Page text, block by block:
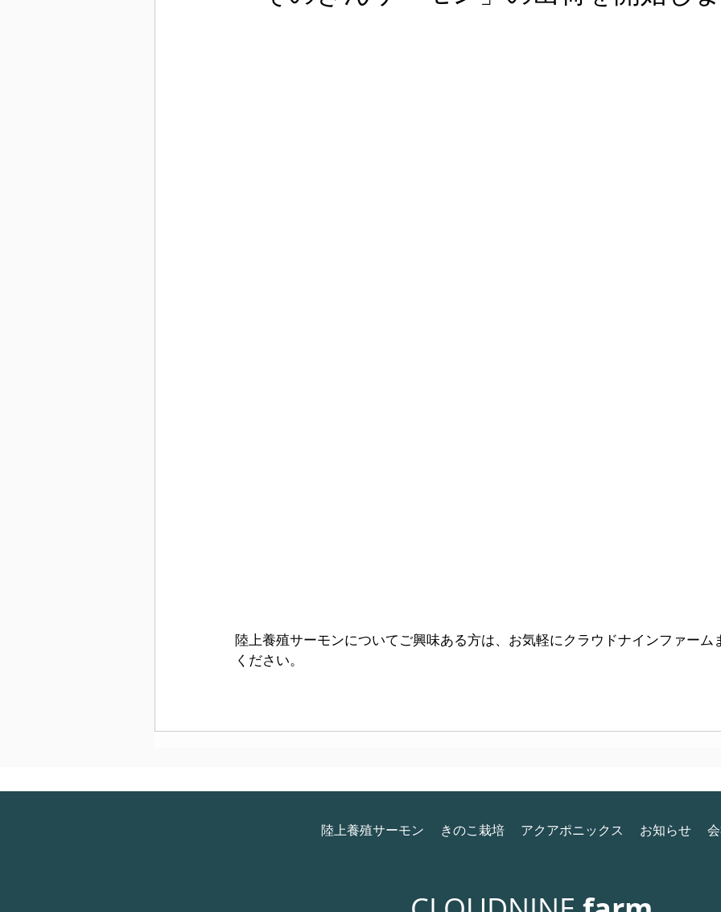
陸上養殖サーモンについてご興味ある方は、お気軽にクラウドナインファーム
ください。
陸上養殖サーモン きのこ栽培 アクアポニックス お知らせ